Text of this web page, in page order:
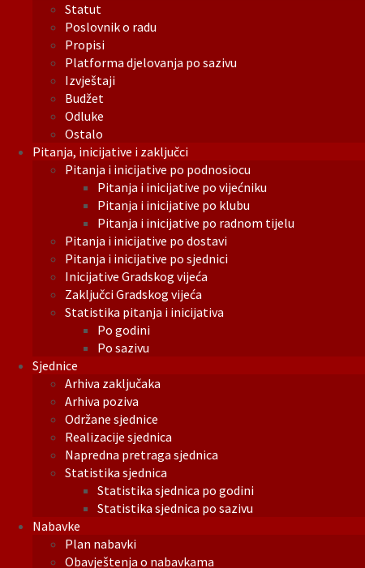
Statut
Poslovnik o radu
Propisi
Platforma djelovanja po sazivu
Izvještaji
Budžet
Odluke
Ostalo
Pitanja, inicijative i zaključci
Pitanja i inicijative po podnosiocu
Pitanja i inicijative po vijećniku
Pitanja i inicijative po klubu
Pitanja i inicijative po radnom tijelu
Pitanja i inicijative po dostavi
Pitanja i inicijative po sjednici
Inicijative Gradskog vijeća
Zaključci Gradskog vijeća
Statistika pitanja i inicijativa
Po godini
Po sazivu
Sjednice
Arhiva zaključaka
Arhiva poziva
Održane sjednice
Realizacije sjednica
Napredna pretraga sjednica
Statistika sjednica
Statistika sjednica po godini
Statistika sjednica po sazivu
Nabavke
Plan nabavki
Obavještenja o nabavkama